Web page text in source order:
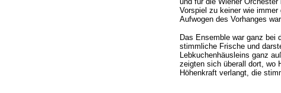
Vorspiel zu keiner wie
Aufwogen des Vorhanges
Das Ensemble war ganz bei
stimmliche Frische und
Lebkuchenhäusleins ganz
zeigten sich überall dort, wo
Höhenkraft verlangt, die